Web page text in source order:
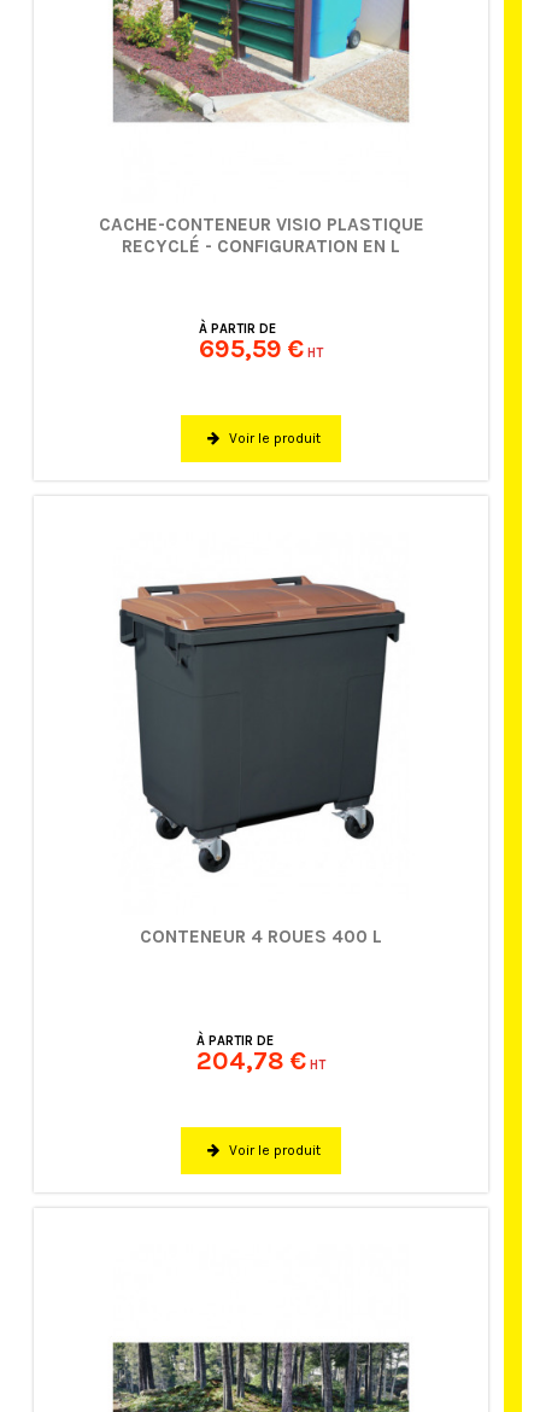
CACHE-CONTENEUR VISIO PLASTIQUE
RECYCLÉ - CONFIGURATION EN L
À PARTIR DE
695,59 € HT
Voir le produit
CONTENEUR 4 ROUES 400 L
À PARTIR DE
204,78 € HT
Voir le produit